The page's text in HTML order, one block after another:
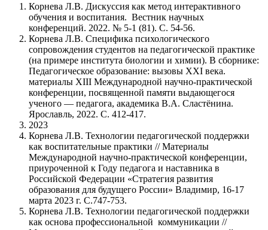
Корнева Л.В. Дискуссия как метод интерактивного
обучения и воспитания. Вестник научных
конференций. 2022. № 5-1 (81). С. 54-56.
Корнева Л.В. Специфика психологического
сопровождения студентов на педагогической практике
(на примере института биологии и химии). В сборнике:
Педагогическое образование: вызовы XXI века.
материалы XIII Международной научно-практической
конференции, посвященной памяти выдающегося
ученого — педагога, академика В.А. Сластёнина.
Ярославль, 2022. С. 412-417.
2023
Корнева Л.В. Технологии педагогической поддержки
как воспитательные практики // Материалы
Международной научно-практической конференции,
приуроченной к Году педагога и наставника в
Российской Федерации «Стратегия развития
образования для будущего России» Владимир, 16-17
марта 2023 г. С.747-753.
Корнева Л.В. Технологии педагогической поддержки
как основа профессиональной коммуникации //